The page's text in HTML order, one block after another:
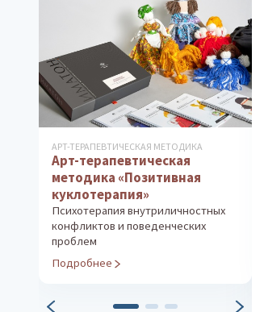
АРТ-ТЕРАПЕВТИЧЕСКАЯ МЕТОДИКА
Арт-терапевтическая
методика «Позитивная
куклотерапия»
Психотерапия внутриличностных
конфликтов и поведенческих
проблем
Подробнее